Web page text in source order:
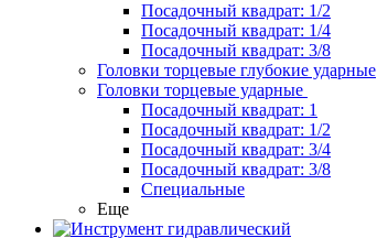
Посадочный квадрат: 1/2
Посадочный квадрат: 1/4
Посадочный квадрат: 3/8
Головки торцевые глубокие ударные
Головки торцевые ударные
Посадочный квадрат: 1
Посадочный квадрат: 1/2
Посадочный квадрат: 3/4
Посадочный квадрат: 3/8
Специальные
Еще